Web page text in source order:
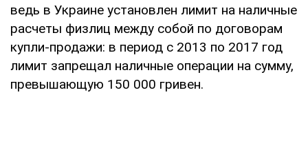
ведь в Украине установлен лимит на наличные
расчеты физлиц между собой по договорам
купли-продажи: в период с 2013 по 2017 год
лимит запрещал наличные операции на сумму,
превышающую 150 000 гривен.